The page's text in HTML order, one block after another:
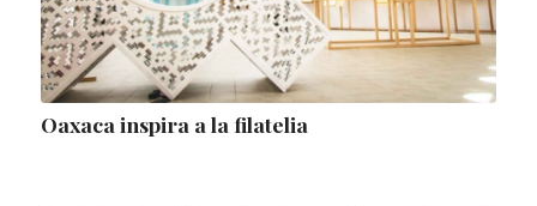
Oaxaca inspira a la filatelia